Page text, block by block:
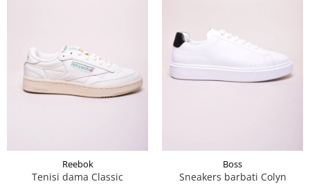
Reebok
Tenisi dama Classic
Boss
Sneakers barbati Colyn